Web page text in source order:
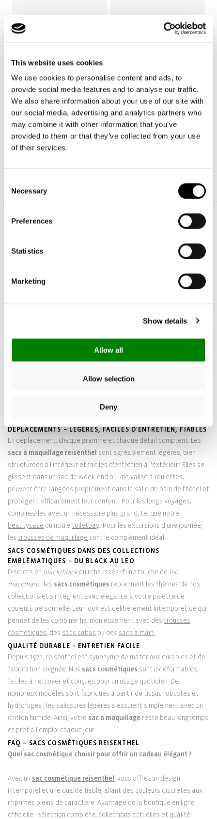
This website uses cookies
We use cookies to personalise content and ads, to
provide social media features and to analyse our traffic.
We also share information about your use of our site with
our social media, advertising and analytics partners who
may combine it with other information that you’ve
provided to them or that they’ve collected from your use
of their services.
Selection
Necessary
Preferences
Statistics
Marketing
Show details
Allow all
Allow selection
Deny
+20 +14
SACS COSMÉTIQUES POUR LE QUOTIDIEN – COMPACTS,
BIEN AGENCÉS, TOUJOURS À PORTÉE DE MAIN
de clés et de votre smartphone, évitant ainsi tout incident dans
vous souhaitez plus d'espace de rangement pour vos accessoires
Sacs pour femmes
DÉPLACEMENTS – LÉGÈRES, FACILES D'ENTRETIEN, FIABLES
En déplacement, chaque gramme et chaque détail comptent. Les
sacs à maquillage reisenthel sont agréablement légères, bien
structurées à l'intérieur et faciles d'entretien à l'extérieur. Elles se
glissent dans un sac de week-end ou une valise à roulettes,
peuvent être rangées proprement dans la salle de bain de l'hôtel et
protègent efficacement leur contenu. Pour les longs voyages,
combinez-les avec un nécessaire plus grand, tel que notre
beautycase ou notre toiletbag . Pour les excursions d'une journée,
les trousses de maquillage sont le complément idéal.
SACS COSMÉTIQUES DANS DES COLLECTIONS
EMBLÉMATIQUES – DU BLACK AU LEO
Discrets en black/blackou rehaussés d'une touche de leo
macchiato : les sacs cosmétiques reprennent les thèmes de nos
collections et s'intègrent avec élégance à votre palette de
couleurs personnelle. Leur look est délibérément intemporel, ce qui
permet de les combiner harmonieusement avec des trousses
cosmetiques, des sacs cabas ou des sacs à main.
QUALITÉ DURABLE – ENTRETIEN FACILE
Depuis 1971, reisenthel est synonyme de matériaux durables et de
fabrication soignée. Nos sacs cosmétiques sont indéformables,
faciles à nettoyer et conçues pour un usage quotidien. De
nombreux modèles sont fabriqués à partir de tissus robustes et
hydrofuges ; les salissures légères s'essuient simplement avec un
chiffon humide. Ainsi, votre sac à maquillage reste beau longtemps
et prêt à l'emploi chaque jour.
FAQ – SACS COSMÉTIQUES REISENTHEL
Quel sac cosmétique choisir pour offrir un cadeau élégant ?
Avec un sac cosmétique reisenthel , vous offrez un design
intemporel et une qualité fiable, allant des couleurs discrètes aux
imprimés pleins de caractère. Avantage de la boutique en ligne
officielle : sélection complète, collections actuelles et qualité